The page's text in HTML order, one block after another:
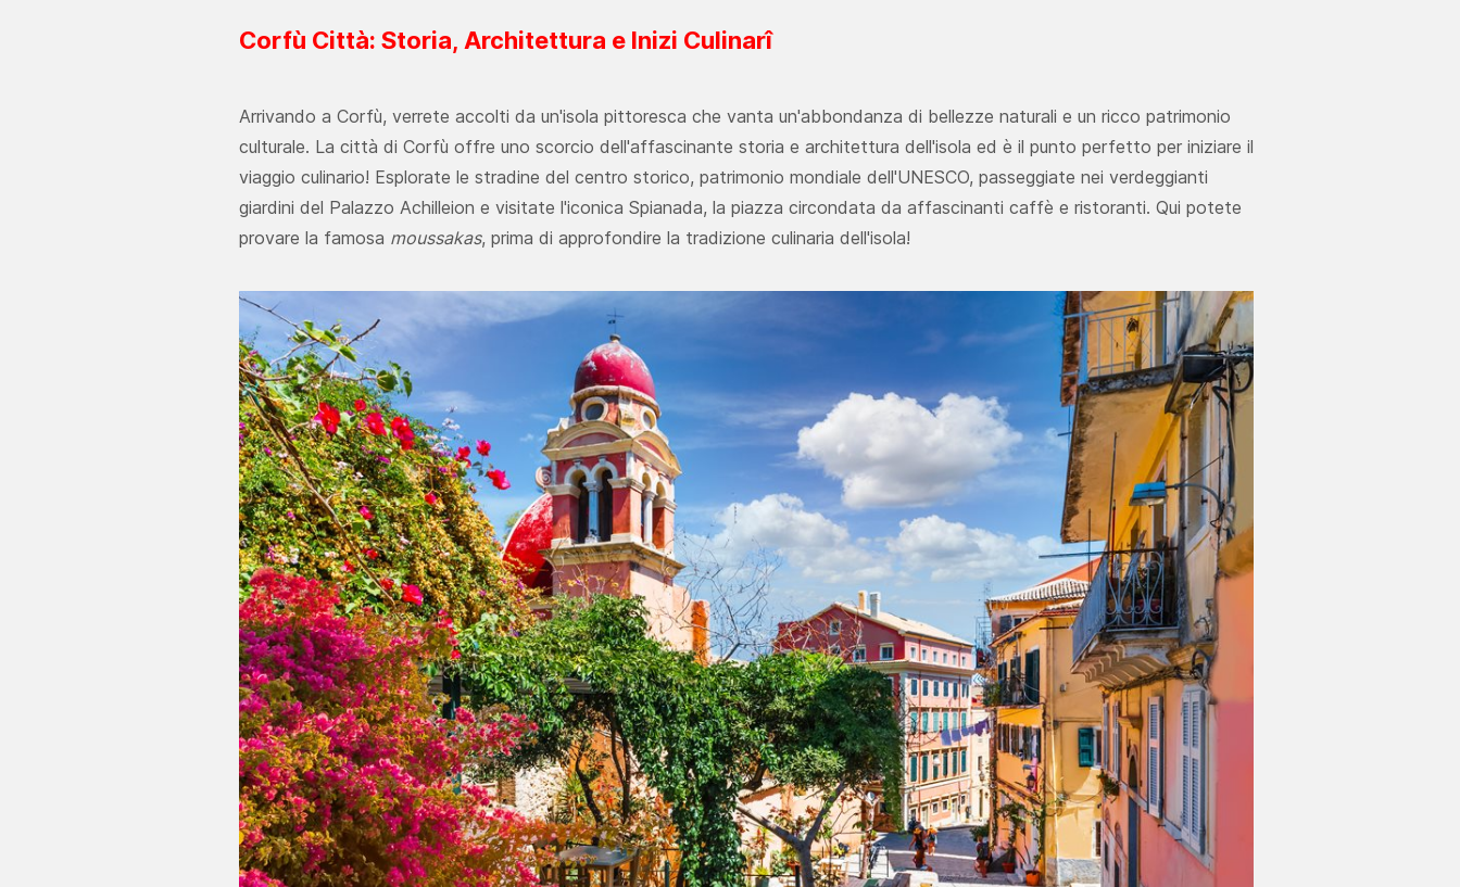
Corfù Città: Storia, Architettura e Inizi Culinarî
Arrivando a Corfù, verrete accolti da un'isola pittoresca che vanta un'abbondanza di bellezze naturali e un ricco patrimonio
culturale. La città di Corfù offre uno scorcio dell'affascinante storia e architettura dell'isola ed è il punto perfetto per iniziare il
viaggio culinario! Esplorate le stradine del centro storico, patrimonio mondiale dell'UNESCO, passeggiate nei verdeggianti
giardini del Palazzo Achilleion e visitate l'iconica Spianada, la piazza circondata da affascinanti caffè e ristoranti. Qui potete
provare la famosa moussakas, prima di approfondire la tradizione culinaria dell'isola!